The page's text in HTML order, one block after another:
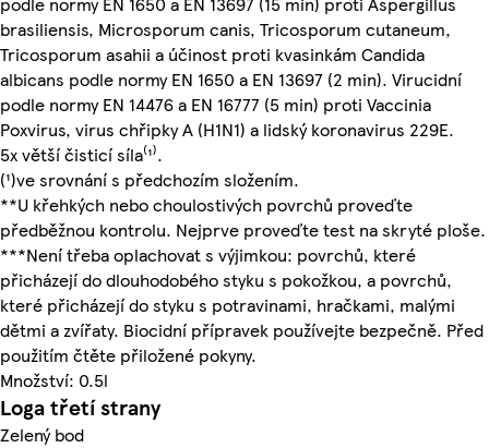
brasiliensis, Microsporum canis, Tricosporum cutaneum,
Tricosporum asahii a účinost proti kvasinkám Candida
albicans podle normy EN 1650 a EN 13697 (2 min). Virucidní
podle normy EN 14476 a EN 16777 (5 min) proti Vaccinia
Poxvirus, virus chřipky A (H1N1) a lidský koronavirus 229E.
5x větší čisticí síla⁽¹⁾.
(¹)ve srovnání s předchozím složením.
**U křehkých nebo choulostivých povrchů proveďte
předběžnou kontrolu. Nejprve proveďte test na skryté ploše.
***Není třeba oplachovat s výjimkou: povrchů, které
přicházejí do dlouhodobého styku s pokožkou, a povrchů,
které přicházejí do styku s potravinami, hračkami, malými
dětmi a zvířaty. Biocidní přípravek používejte bezpečně. Před
použitím čtěte přiložené pokyny.
Množství: 0.5l
Loga třetí strany
Zelený bod